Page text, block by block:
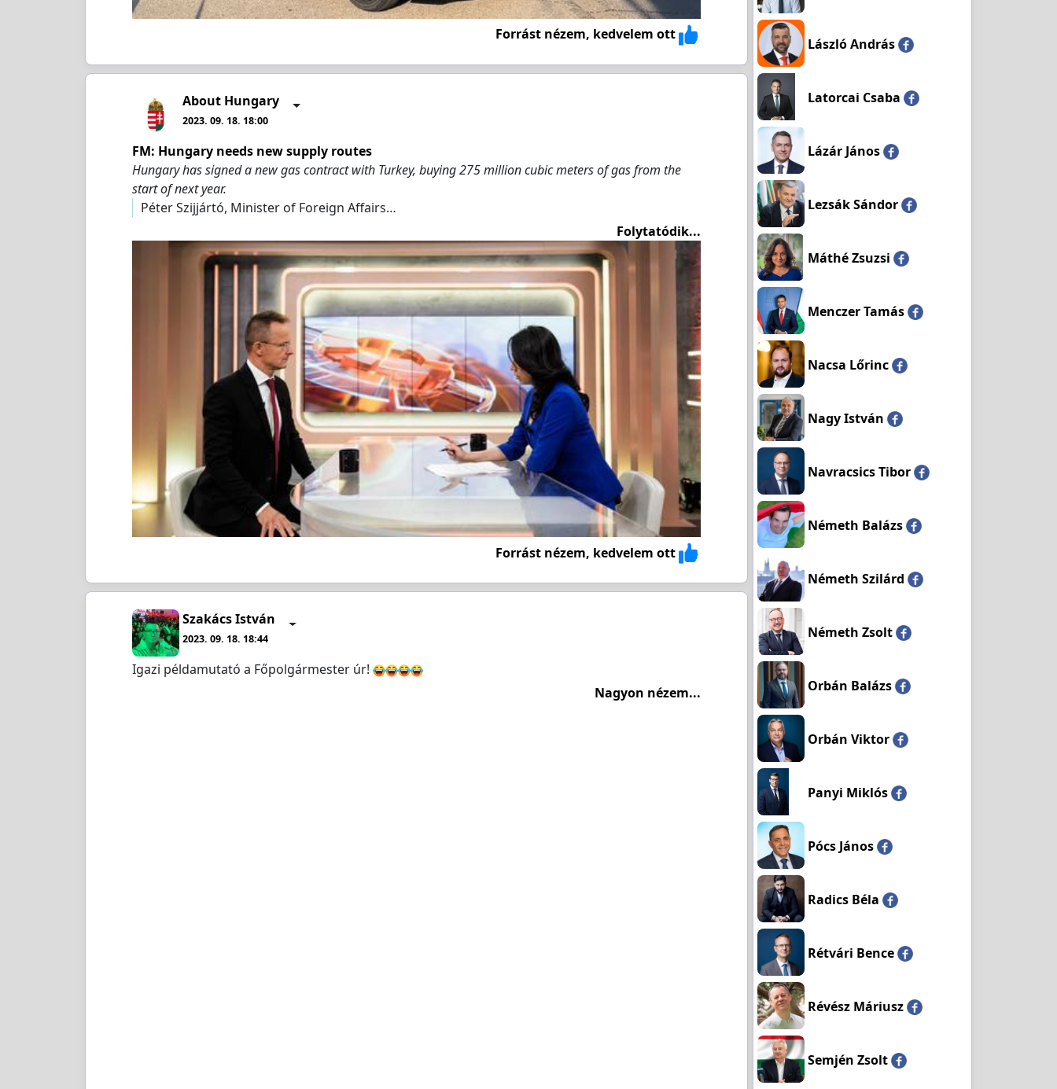
Forrást nézem, kedvelem ott
About Hungary
2023. 09. 18. 18:00
FM: Hungary needs new supply routes
Hungary has signed a new gas contract with Turkey, buying 275 million cubic meters of gas from the
start of next year.
Péter Szijjártó, Minister of Foreign Affairs…
Folytatódik...
Forrást nézem, kedvelem ott
Szakács István
2023. 09. 18. 18:44
Igazi példamutató a Főpolgármester úr!
Nagyon nézem...
László András
Latorcai Csaba
Lázár János
Lezsák Sándor
Máthé Zsuzsi
Menczer Tamás
Nacsa Lőrinc
Nagy István
Navracsics Tibor
Németh Balázs
Németh Szilárd
Németh Zsolt
Orbán Balázs
Orbán Viktor
Panyi Miklós
Pócs János
Radics Béla
Rétvári Bence
Révész Máriusz
Semjén Zsolt